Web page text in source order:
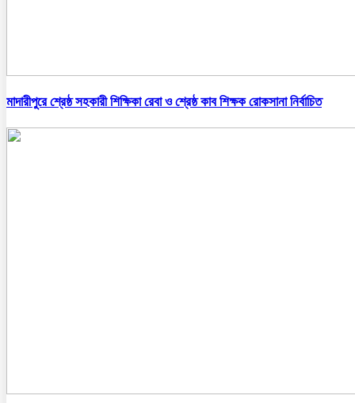
মাদারীপুরে শ্রেষ্ঠ সহকারী শিক্ষিকা রেবা ও শ্রেষ্ঠ কাব শিক্ষক রোকসানা নির্বাচিত